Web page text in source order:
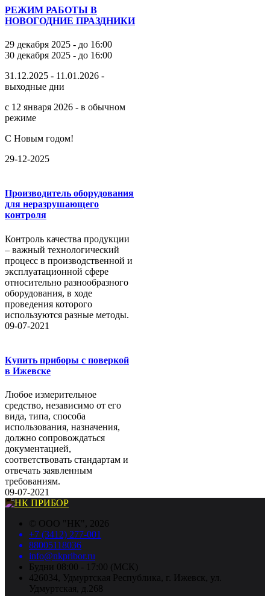
РЕЖИМ РАБОТЫ В
НОВОГОДНИЕ ПРАЗДНИКИ
29 декабря 2025 - до 16:00
30 декабря 2025 - до 16:00
31.12.2025 - 11.01.2026 -
выходные дни
с 12 января 2026 - в обычном
режиме
С Новым годом!
29-12-2025
Производитель оборудования
для неразрушающего
контроля
Контроль качества продукции
– важный технологический
процесс в производственной и
эксплуатационной сфере
относительно разнообразного
оборудования, в ходе
проведения которого
используются разные методы.
09-07-2021
Купить приборы с поверкой
в Ижевске
Любое измерительное
средство, независимо от его
вида, типа, способа
использования, назначения,
должно сопровождаться
документацией,
соответствовать стандартам и
отвечать заявленным
требованиям.
09-07-2021
© ООО "НК", 2026
+7 (3412) 277-001
88005118036
info@nkpribor.ru
Будни 08:00 - 17:00 (МСК)
426034, Удмуртская Республика, г. Ижевск, ул.
Удмуртская, д.268